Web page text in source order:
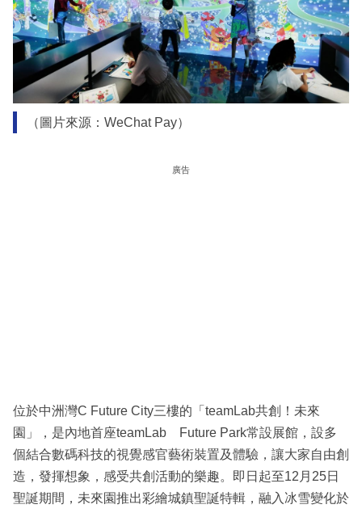
（圖片來源：WeChat Pay）
廣告
位於中洲灣C Future City三樓的「teamLab共創！未來
園」，是內地首座teamLab Future Park常設展館，設多
個結合數碼科技的視覺感官藝術裝置及體驗，讓大家自由創
造，發揮想象，感受共創活動的樂趣。即日起至12月25日
聖誕期間，未來園推出彩繪城鎮聖誕特輯，融入冰雪變化於